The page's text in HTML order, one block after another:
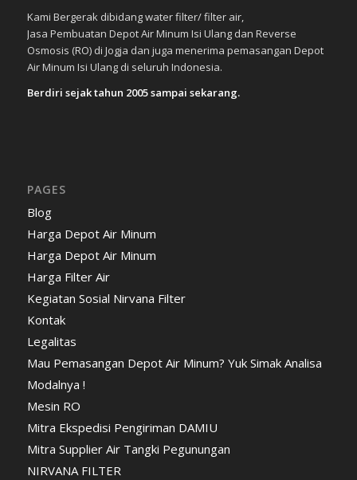
Kami Bergerak dibidang water filter/ filter air,
Jasa Pembuatan Depot Air Minum Isi Ulang dan Reverse
Osmosis (RO) di Jogja dan juga menerima pemasangan Depot
Air Minum Isi Ulang di seluruh Indonesia.
Berdiri sejak tahun 2005 sampai sekarang.
PAGES
Blog
Harga Depot Air Minum
Harga Depot Air Minum
Harga Filter Air
Kegiatan Sosial Nirvana Filter
Kontak
Legalitas
Mau Pemasangan Depot Air Minum? Yuk Simak Analisa
Modalnya !
Mesin RO
Mitra Ekspedisi Pengiriman DAMIU
Mitra Supplier Air Tangki Pegunungan
NIRVANA FILTER